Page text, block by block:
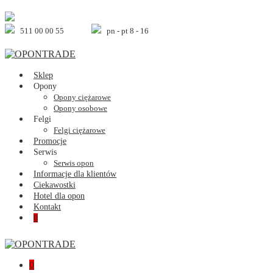
Skip
to
content511 00 00 55 pn - pt 8 - 16
Sklep
Opony
Opony ciężarowe
Opony osobowe
Felgi
Felgi ciężarowe
Promocje
Serwis
Serwis opon
Informacje dla klientów
Ciekawostki
Hotel dla opon
Kontakt
Shopping
0Items
Shopping
0Items